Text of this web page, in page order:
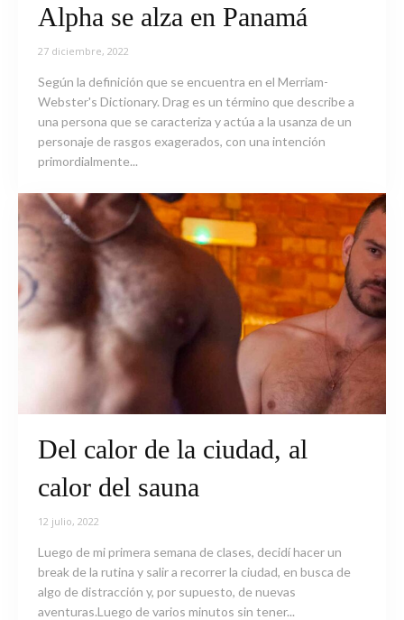
Alpha se alza en Panamá
27 diciembre, 2022
Según la definición que se encuentra en el Merriam-
Webster's Dictionary. Drag es un término que describe a
una persona que se caracteriza y actúa a la usanza de un
personaje de rasgos exagerados, con una intención
primordialmente...
Del calor de la ciudad, al
calor del sauna
12 julio, 2022
Luego de mi primera semana de clases, decidí hacer un
break de la rutina y salir a recorrer la ciudad, en busca de
algo de distracción y, por supuesto, de nuevas
aventuras.Luego de varios minutos sin tener...